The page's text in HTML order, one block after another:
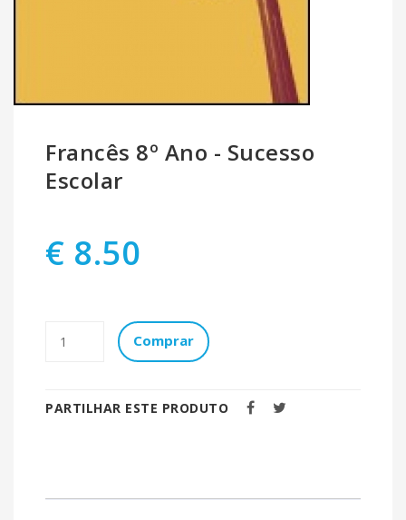
Francês 8º Ano - Sucesso
Escolar
€ 8.50
Comprar
PARTILHAR ESTE PRODUTO